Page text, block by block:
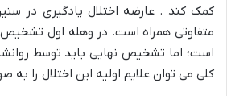
کمک کند . عارضه اختلال یادگیری در
متفاوتی همراه است. در وهله اول تشخیص
است؛ اما تشخیص نهایی باید توسط
کلی می توان علایم اولیه این اختلال را به